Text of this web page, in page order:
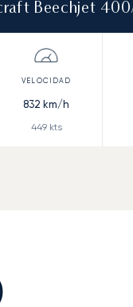
Beechjet
832 km/h
449kts